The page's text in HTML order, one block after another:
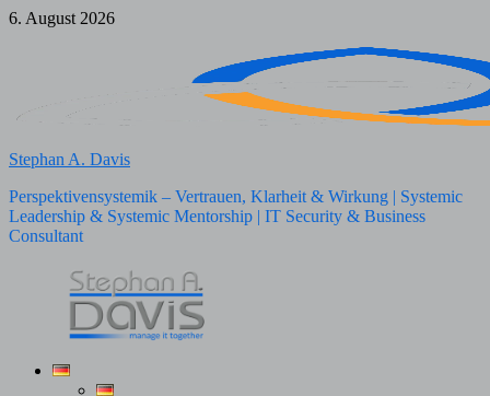
Zum
6. August 2026
Stephan A. Davis
Perspektivensystemik – Vertrauen, Klarheit & Wirkung | Systemic
Leadership & Systemic Mentorship | IT Security & Business
Consultant